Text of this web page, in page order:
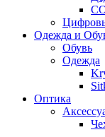
Одежда и
Обувь
Одежда
Оптика